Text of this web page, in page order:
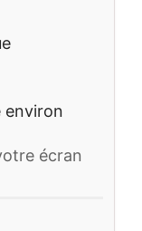
environ
écran